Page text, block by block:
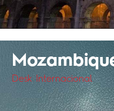
Desk Internacional